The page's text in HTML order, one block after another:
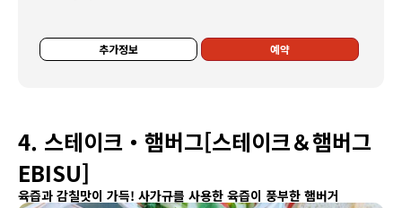
추가정보 예약
4. 스테이크・햄버그[스테이크＆햄버그
EBISU]
육즙과 감칠맛이 가득! 사가규를 사용한 육즙이 풍부한 햄버거